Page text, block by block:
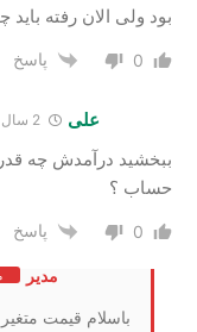
بود ولی الان رفته باید
0 پاسخ
علی
ببخشید درآمدش چه
حساب ؟
0 پاسخ
مدیر